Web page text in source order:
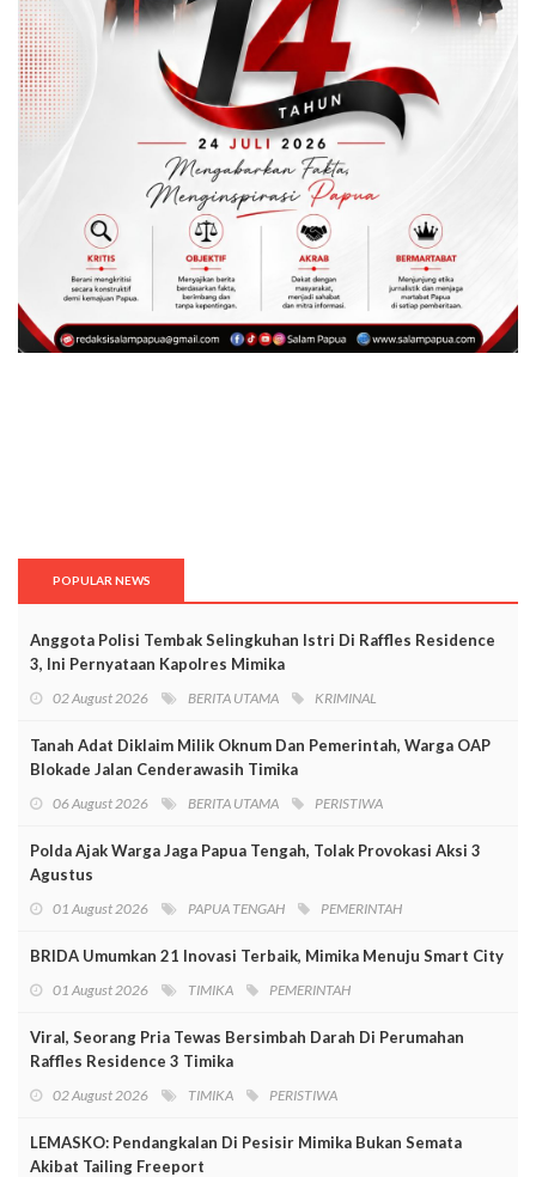
POPULAR NEWS
Anggota Polisi Tembak Selingkuhan Istri Di Raffles Residence
3, Ini Pernyataan Kapolres Mimika
02 August 2026 BERITA UTAMA KRIMINAL
Tanah Adat Diklaim Milik Oknum Dan Pemerintah, Warga OAP
Blokade Jalan Cenderawasih Timika
06 August 2026 BERITA UTAMA PERISTIWA
Polda Ajak Warga Jaga Papua Tengah, Tolak Provokasi Aksi 3
Agustus
01 August 2026 PAPUA TENGAH PEMERINTAH
BRIDA Umumkan 21 Inovasi Terbaik, Mimika Menuju Smart City
01 August 2026 TIMIKA PEMERINTAH
Viral, Seorang Pria Tewas Bersimbah Darah Di Perumahan
Raffles Residence 3 Timika
02 August 2026 TIMIKA PERISTIWA
LEMASKO: Pendangkalan Di Pesisir Mimika Bukan Semata
Akibat Tailing Freeport